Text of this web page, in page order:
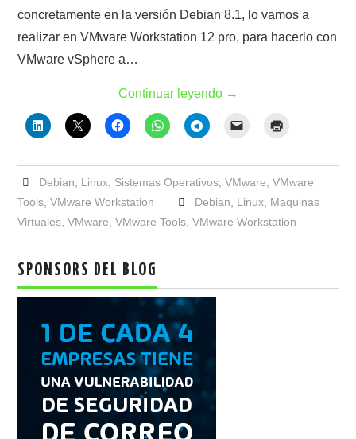
concretamente en la versión Debian 8.1, lo vamos a
realizar en VMware Workstation 12 pro, para hacerlo con
VMware vSphere a…
Continuar leyendo →
Debian Linux, Sistemas Operativos, VMware VMware
Tools ,VMware Workstation Debian Linux, Maquinas
Virtuales ,VMware ,VMware Tools ,VMware Workstation
SPONSORS DEL BLOG